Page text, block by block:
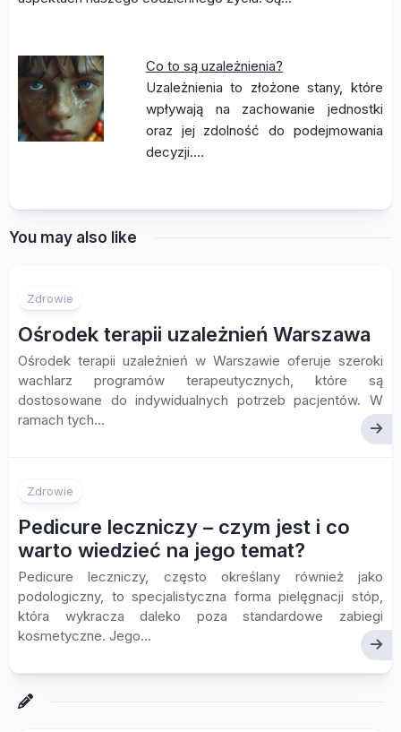
Co to są uzależnienia?
Uzależnienia to złożone stany, które
wpływają na zachowanie jednostki
oraz jej zdolność do podejmowania
decyzji.…
You may also like
Zdrowie
Ośrodek terapii uzależnień Warszawa
Ośrodek terapii uzależnień w Warszawie oferuje szeroki
wachlarz programów terapeutycznych, które są
dostosowane do indywidualnych potrzeb pacjentów. W
ramach tych...
Zdrowie
Pedicure leczniczy – czym jest i co
warto wiedzieć na jego temat?
Pedicure leczniczy, często określany również jako
podologiczny, to specjalistyczna forma pielęgnacji stóp,
która wykracza daleko poza standardowe zabiegi
kosmetyczne. Jego...